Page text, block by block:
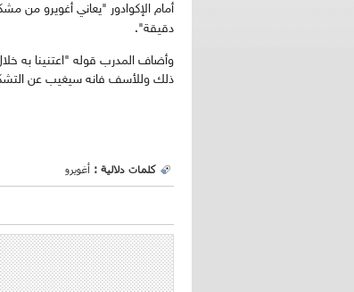
دقيقة".
وأضاف المدرب قوله "اعتنينا به
ذلك وللأسف فانه سيغيب عن
كلمات دلالية : أغويرو